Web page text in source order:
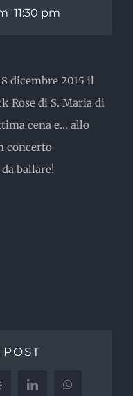
11:30 pm
dicembre 2015 il
Rose di S. Maria di
cena e… allo
concerto
ballare!
LinkedInWhatsApp